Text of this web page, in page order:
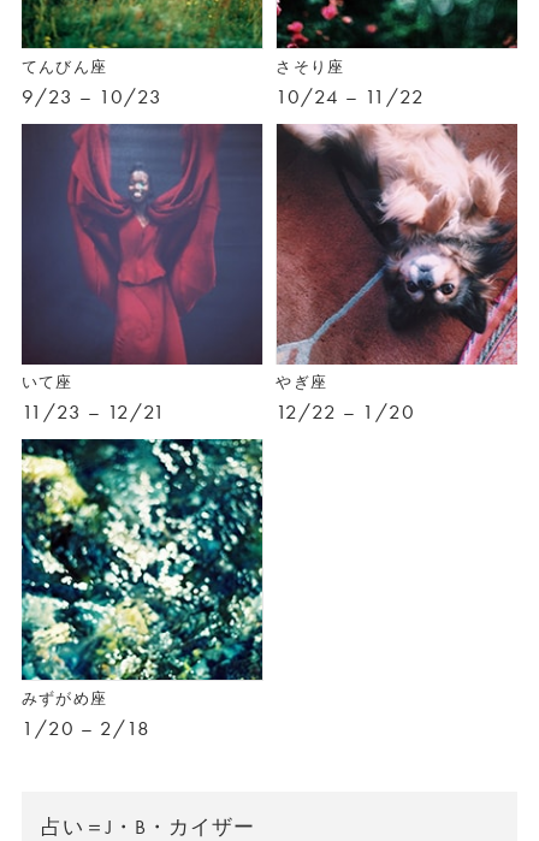
てんびん座
9/23 – 10/23
さそり座
10/24 – 11/22
いて座
11/23 – 12/21
やぎ座
12/22 – 1/20
みずがめ座
1/20 – 2/18
占い＝J・B・カイザー